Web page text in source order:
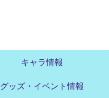
キャラ情報
グッズ・イベント情報